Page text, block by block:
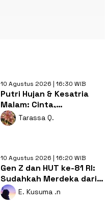
10 Agustus 2026 | 16:30 WIB
Putri Hujan & Kesatria
Malam: Cinta,
Pengorbanan, dan
Rahasia Keluarga
Tarassa Q.
10 Agustus 2026 | 16:20 WIB
Gen Z dan HUT ke-81 RI:
Sudahkah Merdeka dari
Tekanan Selalu Terlihat
Sukses?
E. Kusuma .n